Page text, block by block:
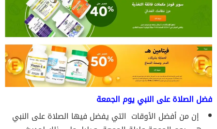
فضل الصلاة على النبي يوم الجمعة
إن من أفضل الأوقات التي يفضل فيها الصلاة على النبي